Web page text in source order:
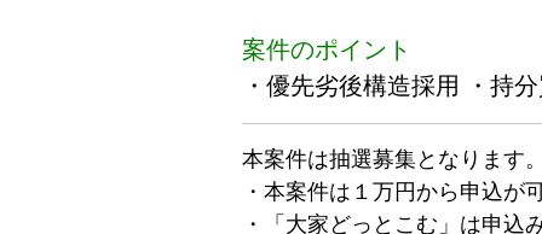
案件のポイント
・優先劣後構造採用 ・持
本案件は抽選募集となります
・本案件は１万円から申込が
・「大家どっとこむ」は申込